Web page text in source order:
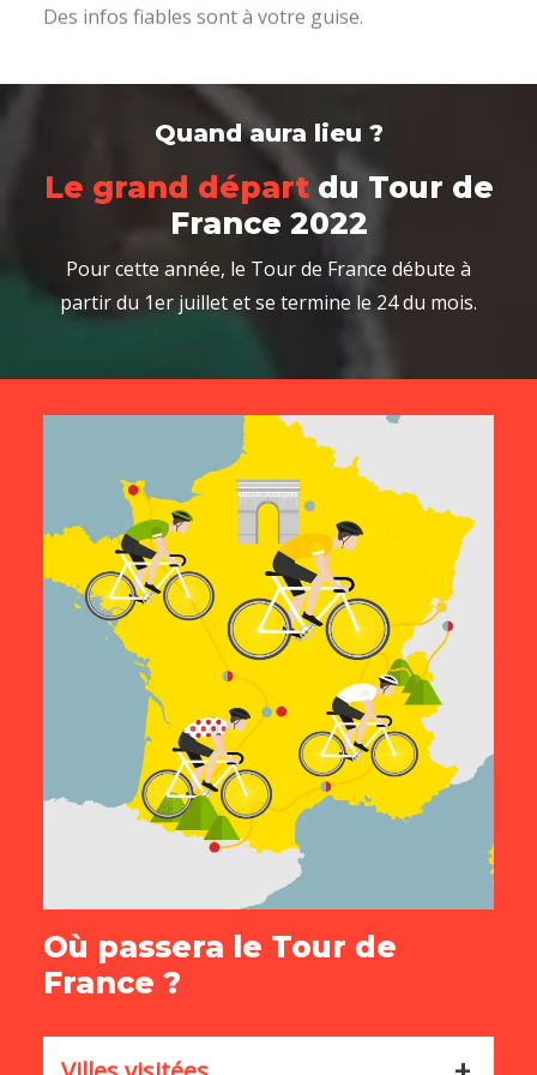
Des infos fiables sont à votre guise.
Quand aura lieu ?
Le grand départdu Tour de
France 2022
Pour cette année, le Tour de France débute à
partir du 1er juillet et se termine le 24 du mois.
Où passera le Tour de
France ?
Villes visitées